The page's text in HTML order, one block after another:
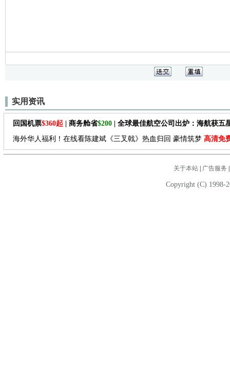
实用资讯
回国机票$360起 | 商务舱省$200 | 全球最佳航空公司出炉：海航获五
海外华人福利！在线看陈建斌《三叉戟》热血归回 豪情筑梦 高清免
关于本站| 广告服务
Copyright (C) 1998-